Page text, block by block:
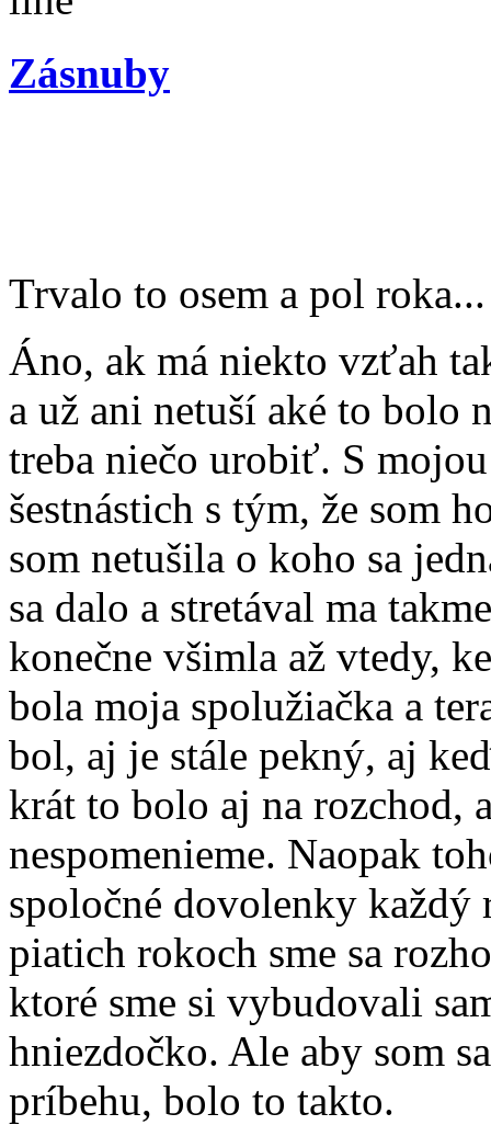
Zásnuby
Trvalo to osem a pol roka...
Áno, ak má niekto vzťah
a už ani netuší aké to bolo
treba niečo urobiť. S
šestnástich s tým, že som
som netušila o koho sa
sa dalo a stretával ma
konečne všimla až vtedy,
bola moja spolužiačka a
bol, aj je stále pekný, aj
krát to bolo aj na rozchod,
nespomenieme. Naopak
spoločné dovolenky
piatich rokoch sme sa
ktoré sme si vybudovali
hniezdočko. Ale aby som
príbehu, bolo to takto.